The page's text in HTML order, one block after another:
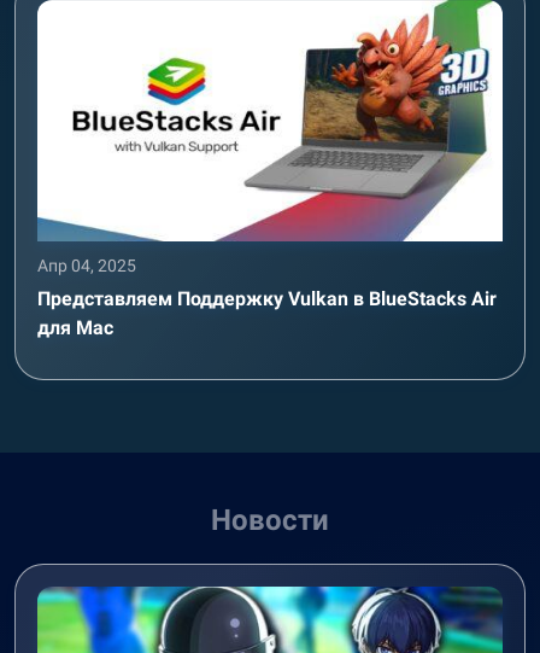
Апр 04, 2025
Представляем Поддержку Vulkan в BlueStacks Air
для Mac
Новости